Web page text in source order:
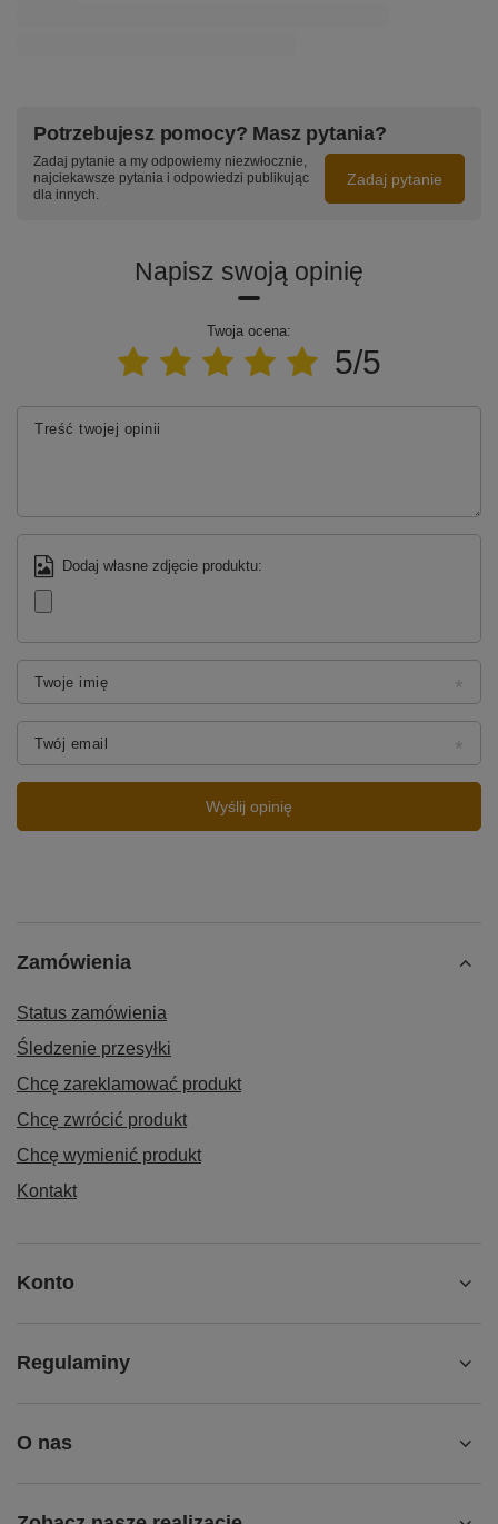
Potrzebujesz pomocy? Masz pytania?
Zadaj pytanie a my odpowiemy niezwłocznie,
najciekawsze pytania i odpowiedzi publikując
dla innych.
Zadaj pytanie
Napisz swoją opinię
Twoja ocena:
5/5
Treść twojej opinii
Dodaj własne zdjęcie produktu:
Twoje imię
Twój email
Wyślij opinię
Zamówienia
Status zamówienia
Śledzenie przesyłki
Chcę zareklamować produkt
Chcę zwrócić produkt
Chcę wymienić produkt
Kontakt
Konto
Regulaminy
O nas